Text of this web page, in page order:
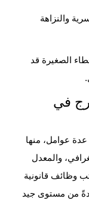
والنزاهة
الصغيرة قد
في
عوامل، منها
والمعدل
وظائف قانونية
من مستوى جيد